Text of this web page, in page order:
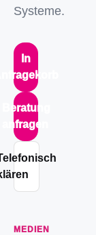
Systeme.
In
Beratung
anfragen
MEDIEN